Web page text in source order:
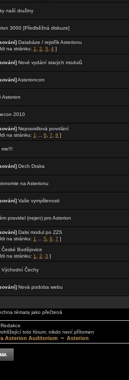
naší družiny
3000 [Předběžná diskuze]
Databáze / rejstřík Asterionu
na stránku: 1 2 3 4 ]
Nové vydání starých modulů
Asterioncon
Asterion
2010
Nepravidlová povolání
na stránku: 1 6 7 8 ]
me!!!
Dech Draka
na Asterionu
Vaše vymyšlenosti
pravidel (nejen) pro Asterion
Dalsi modul po ZZS
na stránku: 1 5 6 7 ]
České Budějovice
na stránku: 1 2 3 ]
Východní Čechy
Nová podoba webu
témata jako přečtená
Redakce
toto fórum: nikdo není přítomen
Asterion Auditorium ~ Asterion